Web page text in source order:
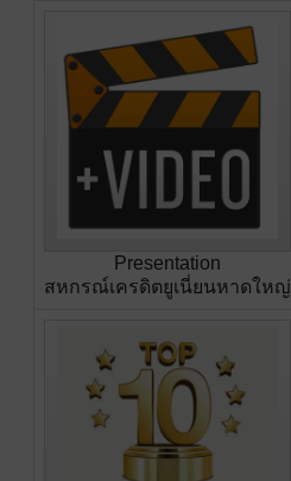
Presentation
สหกรณ์เครดิตยูเนี่ยนหาดใหญ่